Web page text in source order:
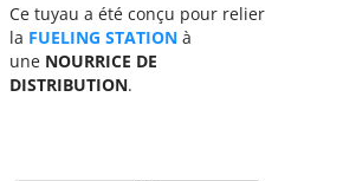
Ce tuyau a été conçu pour relier
la FUELING STATION à
une NOURRICE DE
DISTRIBUTION.